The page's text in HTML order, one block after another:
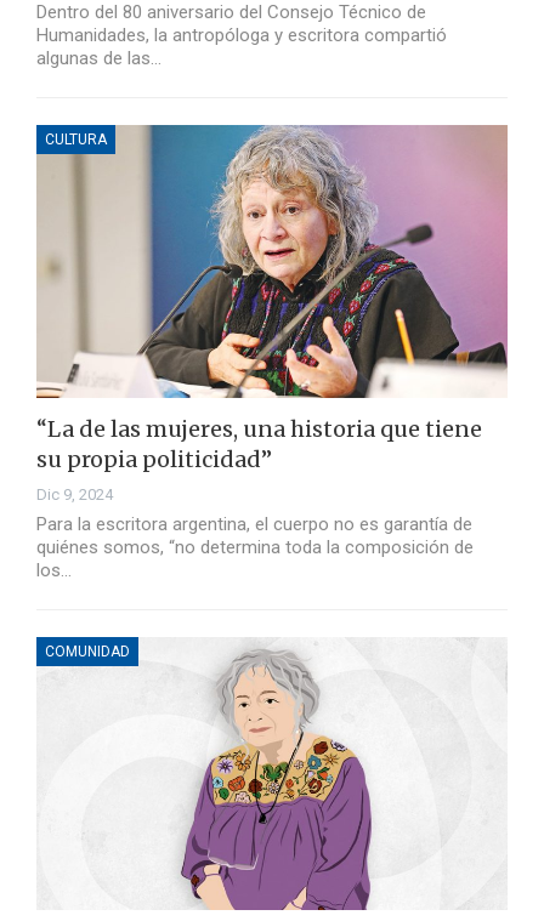
Dentro del 80 aniversario del Consejo Técnico de
Humanidades, la antropóloga y escritora compartió
algunas de las…
CULTURA
“La de las mujeres, una historia que tiene
su propia politicidad”
Dic 9, 2024
Para la escritora argentina, el cuerpo no es garantía de
quiénes somos, “no determina toda la composición de
los…
COMUNIDAD